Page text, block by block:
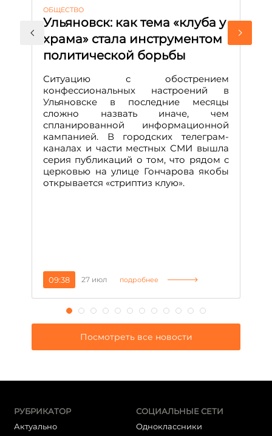
ОБЩЕСТВО
Ульяновск: как тема «клуба у
храма» стала инструментом
политической борьбы
Ситуацию с обострением
конфессиональных настроений в
Ульяновске в последние месяцы
сложно назвать иначе, чем
спланированной информационной
кампанией. В городских телеграм-
каналах и части местных СМИ вышла
серия публикаций о том, что рядом с
церковью на улице Гончарова якобы
открывается «стриптиз клую».
09:38 27 июл подробнее
Посмотреть все новости
РУБРИКАТОР
Актуально
СОЦИАЛЬНЫЕ СЕТИ
Одноклассники